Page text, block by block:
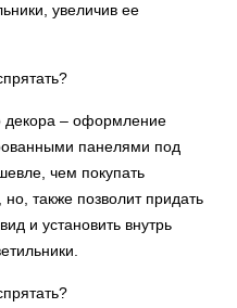
увеличив ее
декора – оформление
панелями под
чем покупать
также позволит придать
и установить внутрь